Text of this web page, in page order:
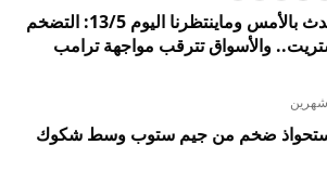
ملخص الأسواق: ماحدث بالأمس وماينتظرنا اليوم 13/5: التضخم
والأسواق تترقب مواجهة ترامب
ضخم من جيم ستوب وسط شكوك